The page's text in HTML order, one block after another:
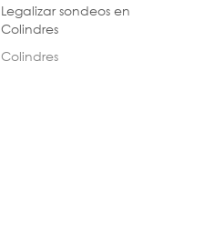
Legalizar sondeos en
Colindres
Colindres